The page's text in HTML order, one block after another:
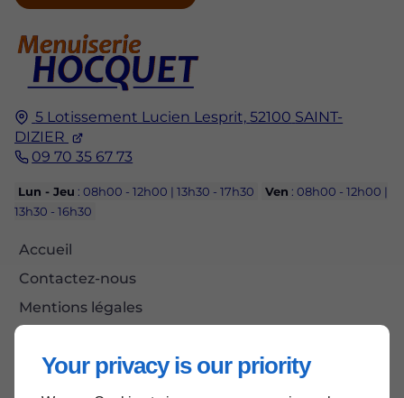
Your privacy is our priority
5 Lotissement Lucien Lesprit, 52100 SAINT-
DIZIER
09 70 35 67 73
Lun - Jeu : 08h00 - 12h00 | 13h30 - 17h30 Ven : 08h00 - 12h00 |
13h30 - 16h30
Accueil
Contactez-nous
Mentions légales